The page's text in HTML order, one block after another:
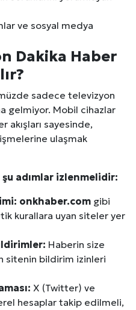
ve sosyal medya
Dakika Haber
sadece televizyon
gelmiyor. Mobil cihazlar
akışları sayesinde,
ulaşmak
adımlar izlenmelidir:
onkhaber.com gibi
kurallara uyan siteler yer
Haberin size
sitenin bildirim izinleri
X (Twitter) ve
hesaplar takip edilmeli,